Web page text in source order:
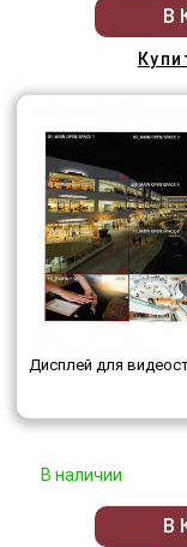
В
Дисплей для
В наличии
В